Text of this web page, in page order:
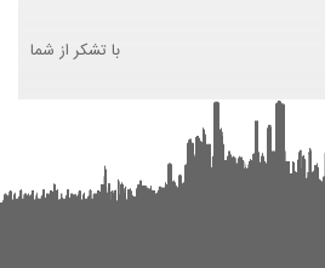
با تشکر از شما